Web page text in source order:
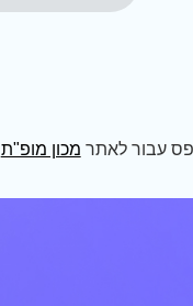
עבור לאתר מכון מופ"ת